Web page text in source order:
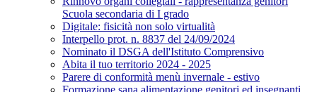
Scuola secondaria di I grado
Digitale: fisicità non solo virtualità
Interpello prot. n. 8837 del 24/09/2024
Nominato il DSGA dell'Istituto Comprensivo
Abita il tuo territorio 2024 - 2025
Parere di conformità menù invernale - estivo